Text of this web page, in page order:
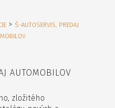
> Š-AUTOSERVIS, PREDAJ
AUTOMOBILOV
zložitého